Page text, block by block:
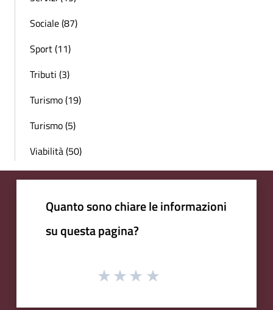
Sociale (87)
Sport (11)
Tributi (3)
Turismo (19)
Turismo (5)
Viabilità (50)
Quanto sono chiare le informazioni
su questa pagina?